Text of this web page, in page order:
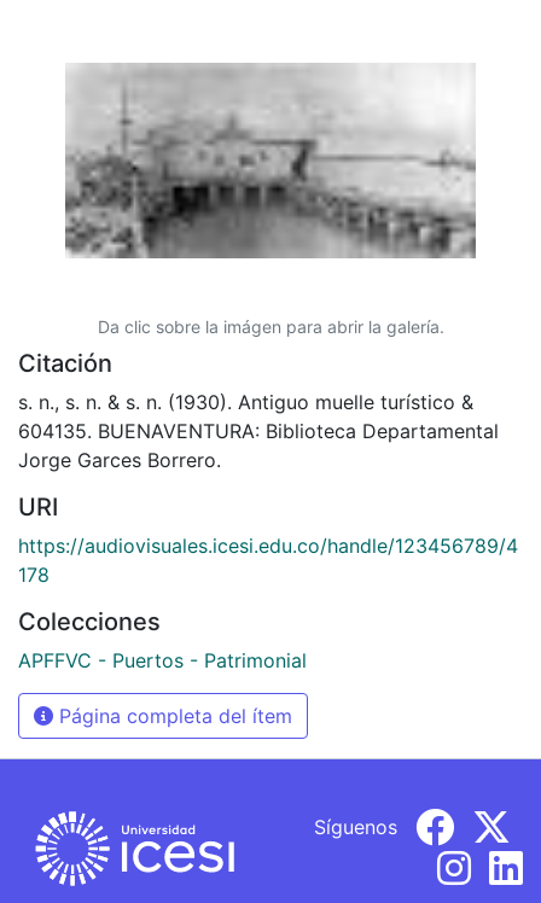
Da clic sobre la imágen para abrir la galería.
Citación
s. n., s. n. & s. n. (1930). Antiguo muelle turístico &
604135. BUENAVENTURA: Biblioteca Departamental
Jorge Garces Borrero.
URI
https://audiovisuales.icesi.edu.co/handle/123456789/4
178
Colecciones
APFFVC - Puertos - Patrimonial
Página completa del ítem
Síguenos